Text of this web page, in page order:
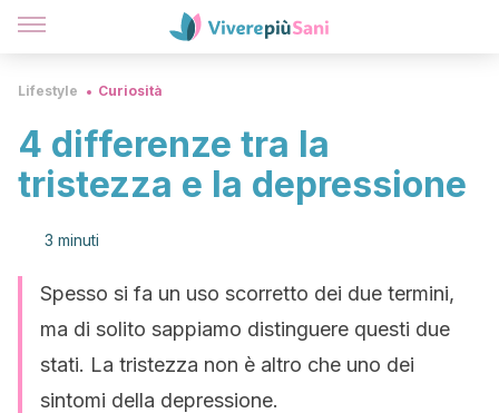
Lifestyle Curiosità
4 differenze tra la
tristezza e la depressione
3 minuti
Spesso si fa un uso scorretto dei due termini,
ma di solito sappiamo distinguere questi due
stati. La tristezza non è altro che uno dei
sintomi della depressione.